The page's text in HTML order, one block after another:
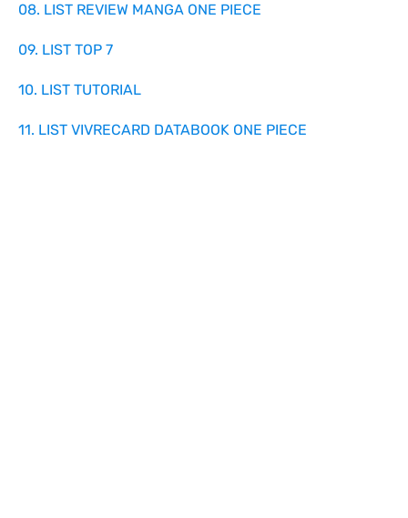
08. LIST REVIEW MANGA ONE PIECE
09. LIST TOP 7
10. LIST TUTORIAL
11. LIST VIVRECARD DATABOOK ONE PIECE